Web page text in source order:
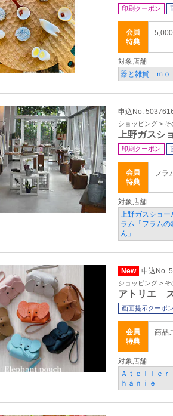
印刷クーポン
会員
特典
対象店舗
器と雑貨 ｍｏ
申込No.
ショッピング >
上野ガスシ
印刷クーポン
会員
特典
フラ
対象店舗
上野ガスショ
ラム「フラムの
ん」
New 申込No.
ショッピング >
アトリエ
画面提示クーポン
会員
特典
商品
対象店舗
Ａｔｅｌｉｅ
ｈａｎｉｅ